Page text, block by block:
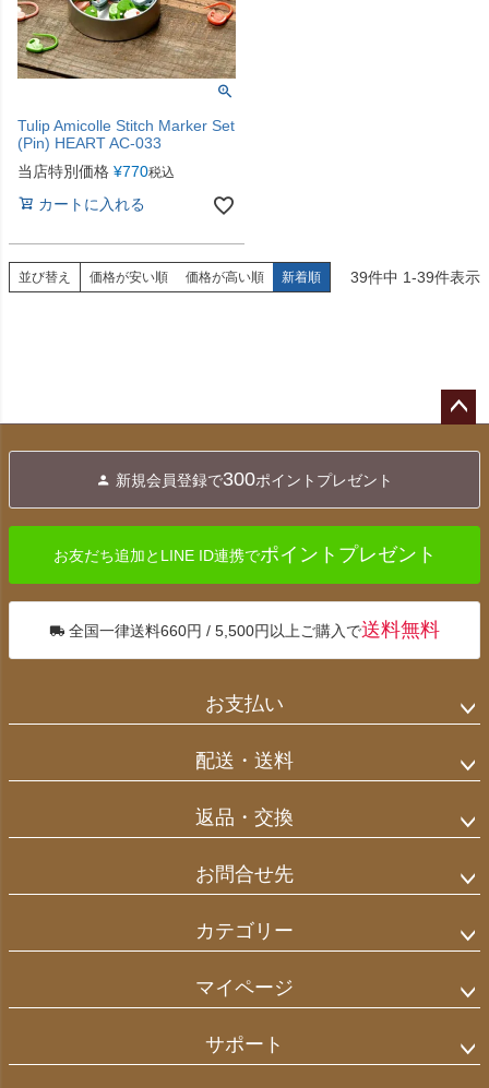
Tulip Amicolle Stitch Marker Set
(Pin) HEART AC-033
当店特別価格 ¥770税込
カートに入れる
並び替え 価格が安い順 価格が高い順 新着順 39件中 1-39件表示
へ
新規会員登録で300ポイントプレゼント
お友だち追加とLINE ID連携でポイントプレゼント
全国一律送料660円 / 5,500円以上ご購入で送料無料
お支払い
配送・送料
返品・交換
お問合せ先
カテゴリー
マイページ
サポート